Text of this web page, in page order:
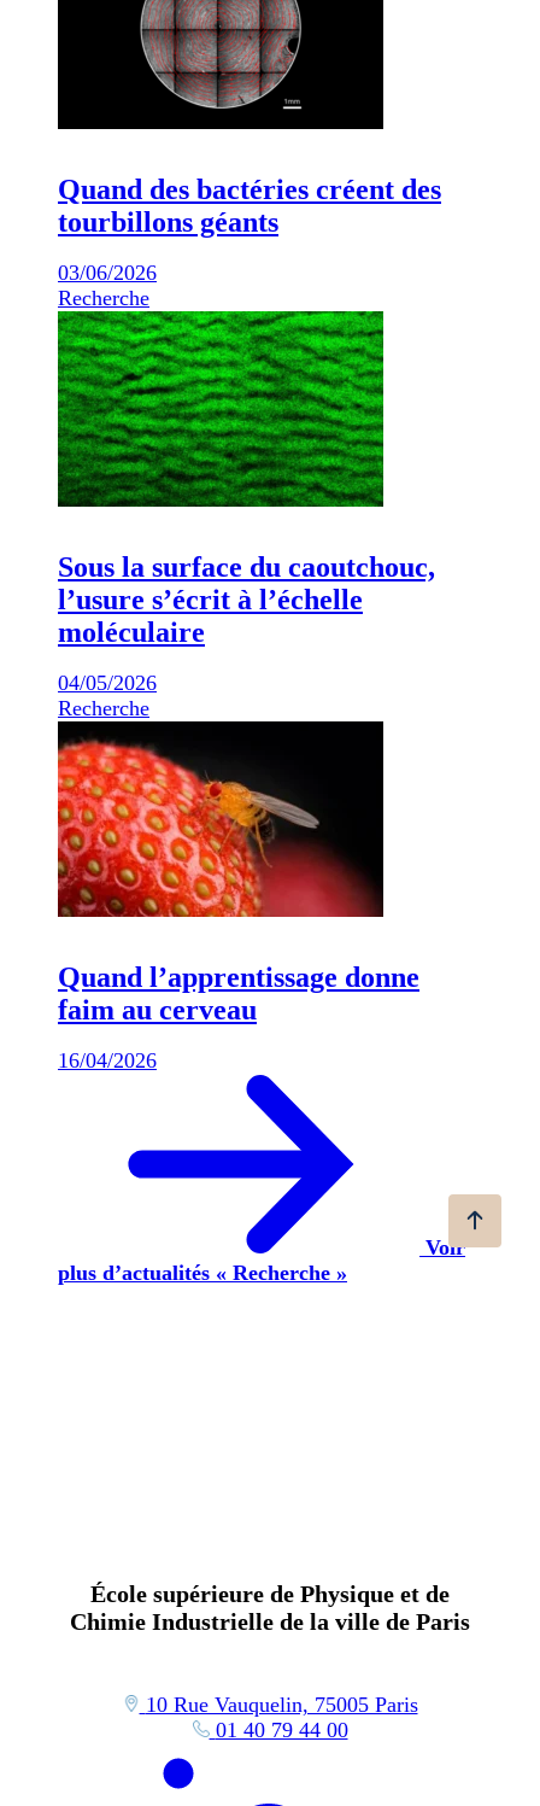
Quand des bactéries créent des
tourbillons géants
03/06/2026
Recherche
Sous la surface du caoutchouc,
l’usure s’écrit à l’échelle
moléculaire
04/05/2026
Recherche
Quand l’apprentissage donne
faim au cerveau
16/04/2026
Voir
plus d’actualités « Recherche »
École supérieure de Physique et de
Chimie Industrielle de la ville de Paris
10 Rue Vauquelin, 75005 Paris
01 40 79 44 00